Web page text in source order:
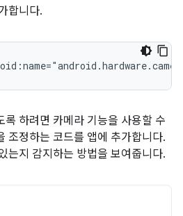
합니다.
록 하려면 카메라 기능을 사용할 수
조정하는 코드를 앱에 추가합니다.
는지 감지하는 방법을 보여줍니다.